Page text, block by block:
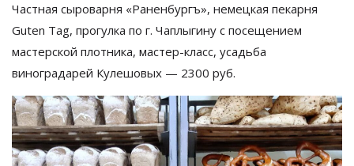
Частная сыроварня «Раненбургъ», немецкая пекарня
Guten Tag, прогулка по г. Чаплыгину с посещением
мастерской плотника, мастер-класс, усадьба
виноградарей Кулешовых — 2300 руб.